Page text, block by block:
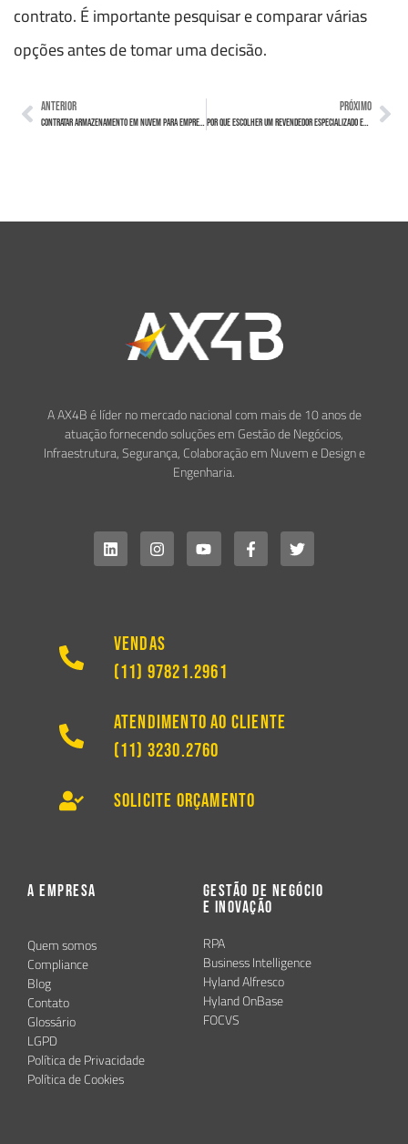
contrato. É importante pesquisar e comparar várias
opções antes de tomar uma decisão.
ANTERIOR
Contratar Armazenamento em Nuvem para Empresas: Modernizando sua Infraestrutura de TI com Eficiência e Economia
PRÓXIMO
Por que Escolher um Revendedor Especializado em Armazenamento em Nuvem para Empresas
A AX4B é líder no mercado nacional com mais de 10 anos de
atuação fornecendo soluções em Gestão de Negócios,
Infraestrutura, Segurança, Colaboração em Nuvem e Design e
Engenharia.
Vendas
(11) 97821.2961
Atendimento ao Cliente
(11) 3230.2760
Solicite Orçamento
A Empresa
Quem somos
Compliance
Blog
Contato
Glossário
LGPD
Política de Privacidade
Política de Cookies
Gestão de Negócio
e Inovação
RPA
Business Intelligence
Hyland Alfresco
Hyland OnBase
FOCVS